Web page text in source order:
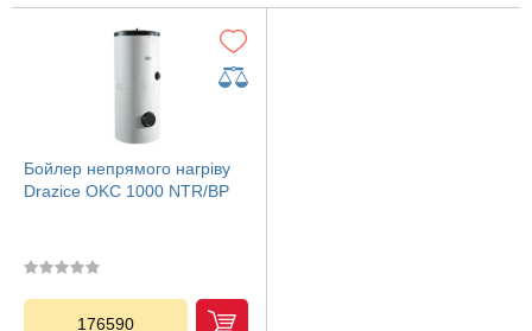
Бойлер непрямого нагріву
Drazice OKC 1000 NTR/BP
176590